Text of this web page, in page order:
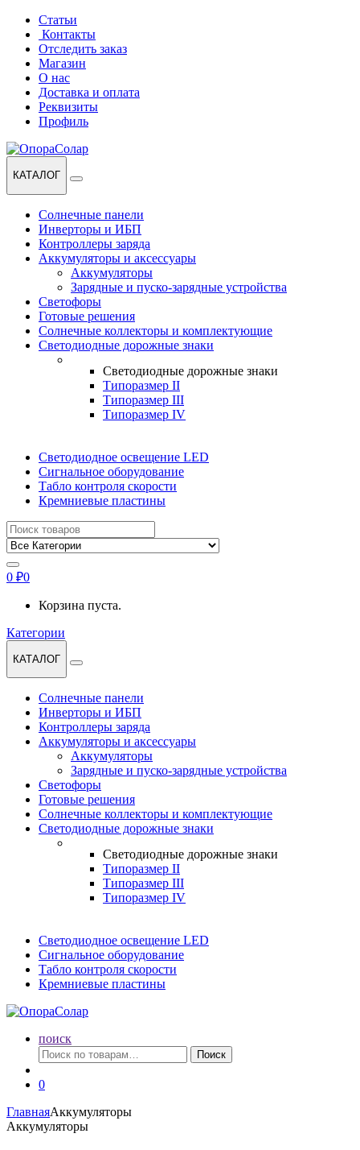
Перейти
навигации
Перейти
содержанию
Статьи
Контакты
Отследить заказ
Магазин
О нас
Доставка и оплата
Реквизиты
Профиль
КАТАЛОГ
Солнечные панели
Инверторы и ИБП
Контроллеры заряда
Аккумуляторы и аксессуары
Аккумуляторы
Зарядные и пуско-зарядные устройства
Светофоры
Готовые решения
Солнечные коллекторы и комплектующие
Светодиодные дорожные знаки
Светодиодные дорожные знаки
Типоразмер II
Типоразмер III
Типоразмер IV
Светодиодное освещение LED
Сигнальное оборудование
Табло контроля скорости
Кремниевые пластины
Найти:
0 ₽0
Корзина пуста.
Категории
КАТАЛОГ
Солнечные панели
Инверторы и ИБП
Контроллеры заряда
Аккумуляторы и аксессуары
Аккумуляторы
Зарядные и пуско-зарядные устройства
Светофоры
Готовые решения
Солнечные коллекторы и комплектующие
Светодиодные дорожные знаки
Светодиодные дорожные знаки
Типоразмер II
Типоразмер III
Типоразмер IV
Светодиодное освещение LED
Сигнальное оборудование
Табло контроля скорости
Кремниевые пластины
поиск
Искать:
Поиск
0
ГлавнаяАккумуляторы
Аккумуляторы